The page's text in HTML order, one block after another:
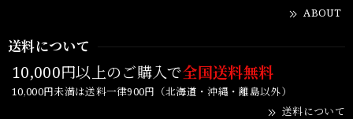
ABOUT
送料について
10,000円以上のご購入で全国送料無料
10,000円未満は送料一律900円（北海道・沖縄・離島以外）
送料について